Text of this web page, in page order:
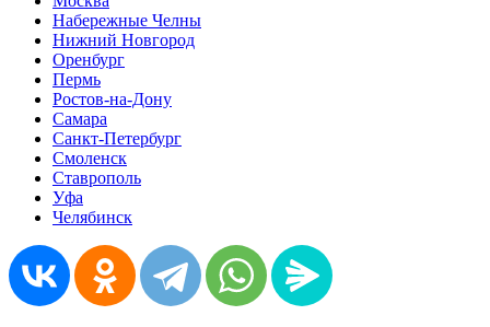
Набережные Челны
Нижний Новгород
Оренбург
Пермь
Ростов-на-Дону
Самара
Санкт-Петербург
Смоленск
Ставрополь
Уфа
Челябинск